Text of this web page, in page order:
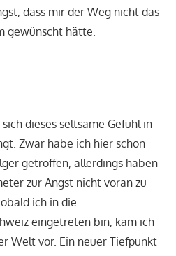
dass mir der Weg nicht das
gewünscht hätte.
dieses seltsame Gefühl in
Zwar habe ich hier schon
getroffen, allerdings haben
zur Angst nicht voran zu
ich in die
eingetreten bin, kam ich
Welt vor. Ein neuer Tiefpunkt